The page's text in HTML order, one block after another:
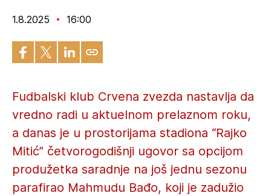
1.8.2025 16:00
Fudbalski klub Crvena zvezda nastavlja da
vredno radi u aktuelnom prelaznom roku,
a danas je u prostorijama stadiona “Rajko
Mitić” četvorogodišnji ugovor sa opcijom
produžetka saradnje na još jednu sezonu
parafirao Mahmudu Bađo, koji je zadužio